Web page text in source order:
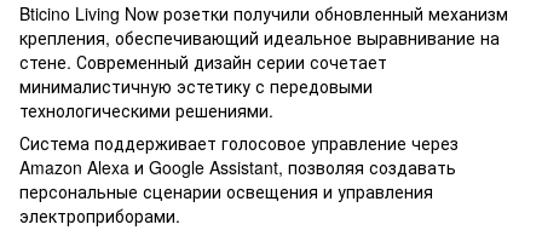
Bticino Living Now розетки получили обновленный механизм
крепления, обеспечивающий идеальное выравнивание на
стене. Современный дизайн серии сочетает
минималистичную эстетику с передовыми
технологическими решениями.
Система поддерживает голосовое управление через
Amazon Alexa и Google Assistant, позволяя создавать
персональные сценарии освещения и управления
электроприборами.